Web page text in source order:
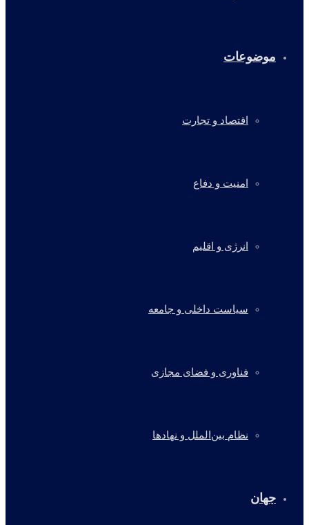
موضوعات
اقتصاد و تجارت
امنیت و دفاع
انرژی و اقلیم
سیاست داخلی و جامعه
فناوری و فضای مجازی
نظام بین‌الملل و نهادها
جهان